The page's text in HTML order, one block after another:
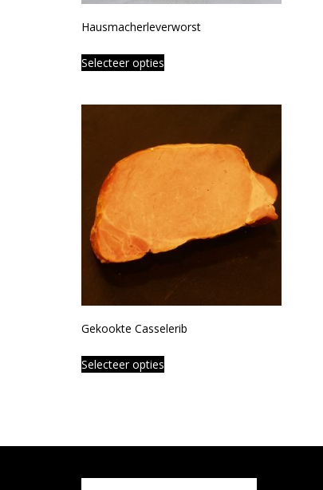
Hausmacherleverworst
Selecteer opties
Gekookte Casselerib
Selecteer opties